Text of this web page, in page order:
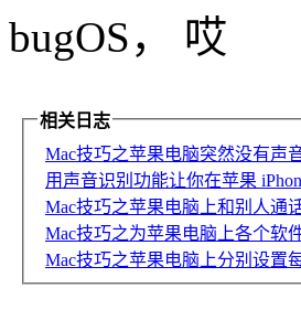
bugOS， 哎
相关日志
Mac技巧之苹果电脑突然没有声
用声音识别功能让你在苹果
Mac技巧之苹果电脑上和别人通
Mac技巧之为苹果电脑上各个软
Mac技巧之苹果电脑上分别设置